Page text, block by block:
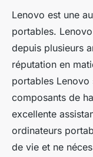
Lenovo est une
portables.
depuis plusieurs
réputation en
portables
composants de
excellente
ordinateurs
de vie et ne